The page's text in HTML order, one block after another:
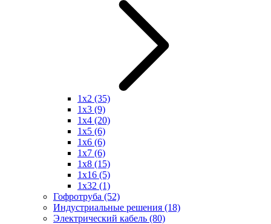
1x2 (35)
1x3 (9)
1x4 (20)
1x5 (6)
1x6 (6)
1x7 (6)
1x8 (15)
1x16 (5)
1x32 (1)
Гофротруба (52)
Индустриальные решения (18)
Электрический кабель (80)